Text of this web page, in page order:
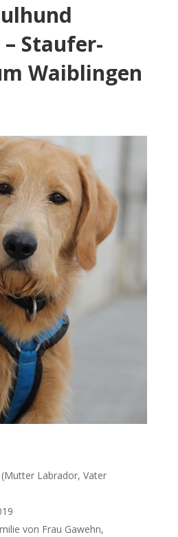
Staufer-
Waiblingen
Labrador, Vater
von Frau Gawehn,